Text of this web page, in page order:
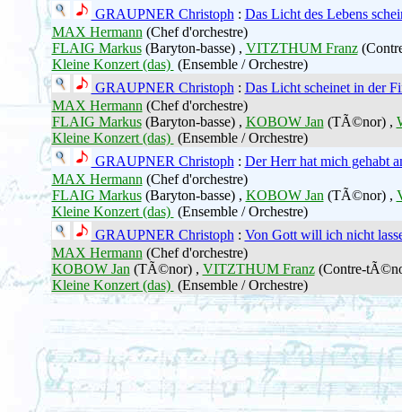
GRAUPNER Christoph: Das Licht des Lebens
MAX Hermann(Chef d'orchestre)
FLAIG Markus(Baryton-basse) , VITZTHUM Franz
Kleine Konzert (das) (Ensemble / Orchestre)
GRAUPNER Christoph: Das Licht scheinet in der
MAX Hermann(Chef d'orchestre)
FLAIG Markus(Baryton-basse) , KOBOW Jan(TÃ©nor) ,
Kleine Konzert (das) (Ensemble / Orchestre)
GRAUPNER Christoph: Der Herr hat mich gehabt
MAX Hermann(Chef d'orchestre)
FLAIG Markus(Baryton-basse) , KOBOW Jan(TÃ©nor) ,
Kleine Konzert (das) (Ensemble / Orchestre)
GRAUPNER Christoph: Von Gott will ich nicht
MAX Hermann(Chef d'orchestre)
KOBOW Jan(TÃ©nor) , VITZTHUM Franz(Contre-
Kleine Konzert (das) (Ensemble / Orchestre)